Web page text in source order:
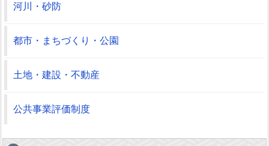
河川・砂防
都市・まちづくり・公園
土地・建設・不動産
公共事業評価制度